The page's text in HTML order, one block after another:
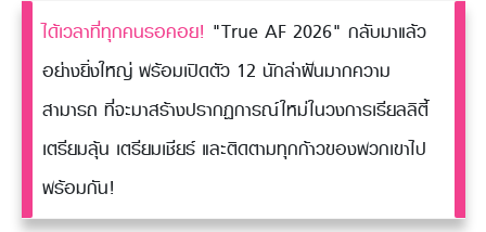
ได้เวลาที่ทุกคนรอคอย! "True AF 2026" กลับมาแล้ว
อย่างยิ่งใหญ่ พร้อมเปิดตัว 12 นักล่าฝันมากความ
สามารถ ที่จะมาสร้างปรากฏการณ์ใหม่ในวงการเรียลลิตี้
เตรียมลุ้น เตรียมเชียร์ และติดตามทุกก้าวของพวกเขาไป
พร้อมกัน!